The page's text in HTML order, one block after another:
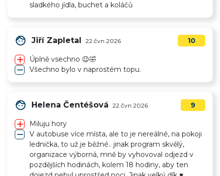
sladkého jídla, buchet a koláčů
face Jiří Zapletal 22.čvn 2026
add Úplně vsechno 😉🤣
remove Všechno bylo v naprostém topu.
10
face Helena Čentéšová 22.čvn 2026
add Miluju hory
remove V autobuse více místa, ale to je nereálné, na pokoji
lednička, to už je běžné.. jinak program skvělý,
organizace výborná, mně by vyhovoval odjezd v
pozdějších hodinách, kolem 18 hodiny, aby ten
9